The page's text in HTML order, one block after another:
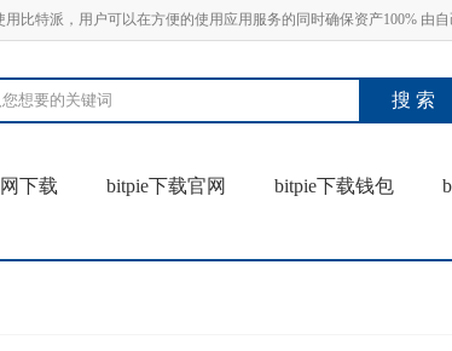
比特派，用户可以在方便的使用应用服务的同时确保资产100% 由自
下载 bitpie下载官网 bitpie下载钱包